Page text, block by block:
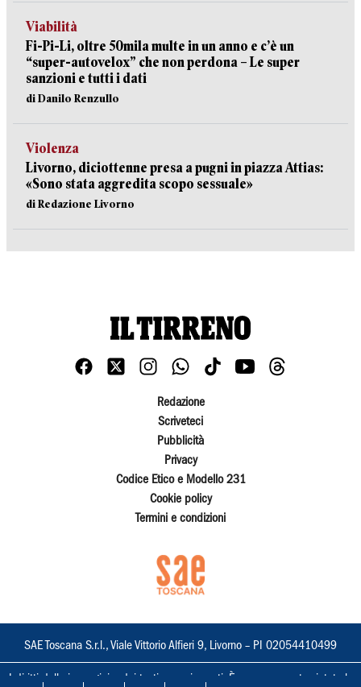
Viabilità
Fi-Pi-Li, oltre 50mila multe in un anno e c’è un
“super-autovelox” che non perdona – Le super
sanzioni e tutti i dati
di Danilo Renzullo
Violenza
Livorno, diciottenne presa a pugni in piazza Attias:
«Sono stata aggredita scopo sessuale»
di Redazione Livorno
Redazione
Scriveteci
Pubblicità
Privacy
Codice Etico e Modello 231
Cookie policy
Termini e condizioni
SAE Toscana S.r.l., Viale Vittorio Alfieri 9, Livorno – PI 02054410499
I diritti delle immagini e dei testi sono riservati. È espressamente vietata la